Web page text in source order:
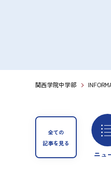
関西学院中学部
全ての
記事を見る
ニュ